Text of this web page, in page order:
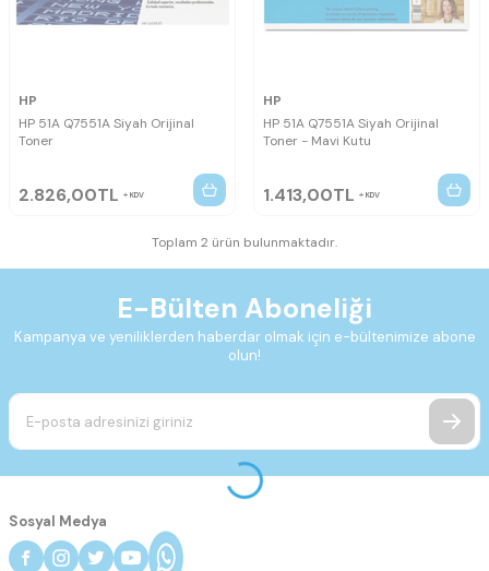
HP
HP 51A Q7551A Siyah Orijinal
Toner
2.826,00TL KDV
HP
HP 51A Q7551A Siyah Orijinal
Toner - Mavi Kutu
1.413,00TL KDV
Toplam 2 ürün bulunmaktadır.
E-Bülten Aboneliği
Kampanya ve yeniliklerden haberdar olmak için e-bültenimize abone
olun!
Sosyal Medya